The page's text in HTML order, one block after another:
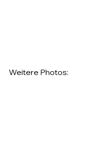
Weitere Photos: